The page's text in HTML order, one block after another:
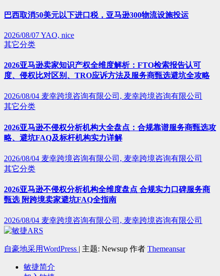
巴西取消50美元以下进口税，亚马逊300物流设施投运
2026/08/07YAO, nice
其它分类
2026亚马逊卖家知识产权全维度解析：FTO检索报告认可
度、侵权比对区别、TRO应诉方法及服务商甄选避坑全攻略
2026/08/04 麦幸跨境咨询有限公司, 麦幸跨境咨询有限公司
其它分类
2026亚马逊不侵权分析机构大全盘点：合规靠谱服务商甄选攻
略、避坑FAQ及标杆机构实力详解
2026/08/04 麦幸跨境咨询有限公司, 麦幸跨境咨询有限公司
其它分类
2026亚马逊不侵权分析机构全维度盘点 合规实力口碑服务商
甄选 附跨境卖家避坑FAQ全指南
2026/08/04 麦幸跨境咨询有限公司, 麦幸跨境咨询有限公司
自豪地采用WordPress | 主题: Newsup 作者 Themeansar
敏捷简介